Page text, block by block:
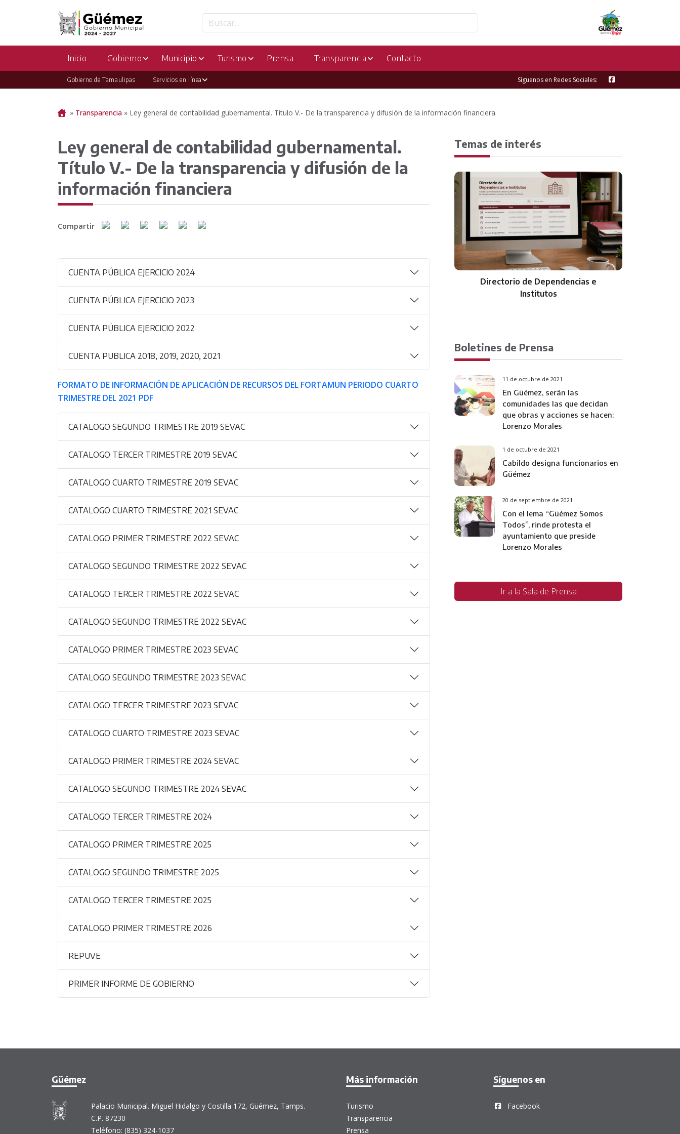
Inicio Gobierno Municipio Turismo Prensa Transparencia Contacto
Gobierno de Tamaulipas Servicios en línea Síguenos en Redes Sociales:
Portada
» Transparencia » Ley general de contabilidad gubernamental. Título V.- De la transparencia y difusión de la información financiera
Ley general de contabilidad gubernamental.
Título V.- De la transparencia y difusión de la
información financiera
Compartir
CUENTA PÚBLICA EJERCICIO 2024
CUENTA PÚBLICA EJERCICIO 2023
CUENTA PÚBLICA EJERCICIO 2022
CUENTA PUBLICA 2018, 2019, 2020, 2021
FORMATO DE INFORMACIÓN DE APLICACIÓN DE RECURSOS DEL FORTAMUN PERIODO CUARTO
TRIMESTRE DEL 2021 PDF
CATALOGO SEGUNDO TRIMESTRE 2019 SEVAC
CATALOGO TERCER TRIMESTRE 2019 SEVAC
CATALOGO CUARTO TRIMESTRE 2019 SEVAC
CATALOGO CUARTO TRIMESTRE 2021 SEVAC
CATALOGO PRIMER TRIMESTRE 2022 SEVAC
CATALOGO SEGUNDO TRIMESTRE 2022 SEVAC
CATALOGO TERCER TRIMESTRE 2022 SEVAC
CATALOGO SEGUNDO TRIMESTRE 2022 SEVAC
CATALOGO PRIMER TRIMESTRE 2023 SEVAC
CATALOGO SEGUNDO TRIMESTRE 2023 SEVAC
CATALOGO TERCER TRIMESTRE 2023 SEVAC
CATALOGO CUARTO TRIMESTRE 2023 SEVAC
CATALOGO PRIMER TRIMESTRE 2024 SEVAC
CATALOGO SEGUNDO TRIMESTRE 2024 SEVAC
CATALOGO TERCER TRIMESTRE 2024
CATALOGO PRIMER TRIMESTRE 2025
CATALOGO SEGUNDO TRIMESTRE 2025
CATALOGO TERCER TRIMESTRE 2025
CATALOGO PRIMER TRIMESTRE 2026
REPUVE
PRIMER INFORME DE GOBIERNO
Temas de interés
Directorio de Dependencias e
Institutos
Boletines de Prensa
11 de octubre de 2021
En Güémez, serán las
comunidades las que decidan
que obras y acciones se hacen:
Lorenzo Morales
1 de octubre de 2021
Cabildo designa funcionarios en
Güémez
20 de septiembre de 2021
Con el lema “Güémez Somos
Todos”, rinde protesta el
ayuntamiento que preside
Lorenzo Morales
Ir a la Sala de Prensa
Güémez
Palacio Municipal. Miguel Hidalgo y Costilla 172, Güémez, Tamps.
C.P. 87230
Teléfono: (835) 324-1037
Más información
Turismo
Transparencia
Prensa
Síguenos en
Facebook